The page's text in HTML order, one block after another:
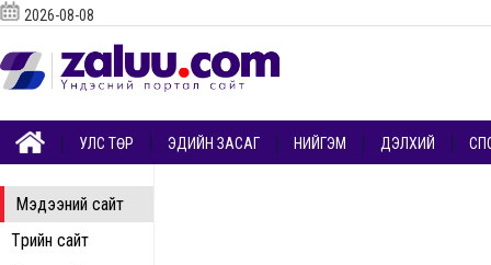
Мэдээний сайт
Төрийн сайт
2026-08-08
УЛС ТӨР ЭДИЙН ЗАСАГ НИЙГЭМ ДЭЛХИЙ